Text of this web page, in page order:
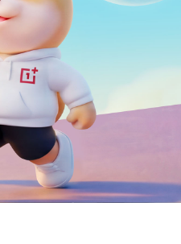
all the work that
device look and feel premium,
details like that get forgotten.